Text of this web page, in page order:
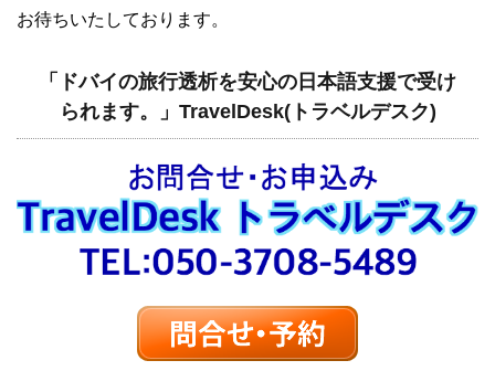
お待ちいたしております。
「ドバイの旅行透析を安心の日本語支援で受け
られます。」TravelDesk(トラベルデスク)